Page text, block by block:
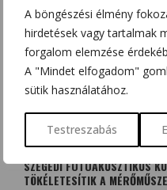
A böngészési élmény
hirdetések vagy tartalmak
forgalom elemzése
A "Mindet elfogadom"
sütik használatához.
Testreszabás
SZEGEDI FOTOAKUSZTIKUS
TÖKÉLETESÍTIK A